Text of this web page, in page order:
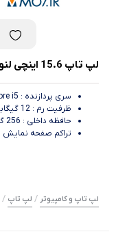
لپ تاپ 15.6 اینچی لنوو مدل ideapad 3 15ITL6
سری پردازنده : Core i5
ظرفیت رم : 12 گیگابایت DDR4
حافظه داخلی : 256 گیگابایت SSD
تراکم صفحه نمایش :1080 × 1920 پیکسل – Full HD
لپ تاپ و کامپیوتر / لپ تاپ /